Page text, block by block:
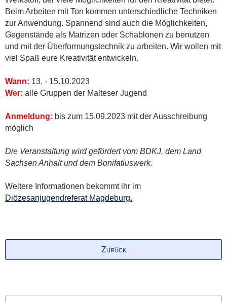
Beim Arbeiten mit Ton kommen unterschiedliche Techniken
zur Anwendung. Spannend sind auch die Möglichkeiten,
Gegenstände als Matrizen oder Schablonen zu benutzen
und mit der Überformungstechnik zu arbeiten. Wir wollen mit
viel Spaß eure Kreativität entwickeln.
Wann: 13. - 15.10.2023
Wer: alle Gruppen der Malteser Jugend
Anmeldung: bis zum 15.09.2023 mit der Ausschreibung
möglich
Die Veranstaltung wird gefördert vom BDKJ, dem Land
Sachsen Anhalt und dem Bonifatiuswerk.
Weitere Informationen bekommt ihr im
Diözesanjugendreferat Magdeburg.
Zurück